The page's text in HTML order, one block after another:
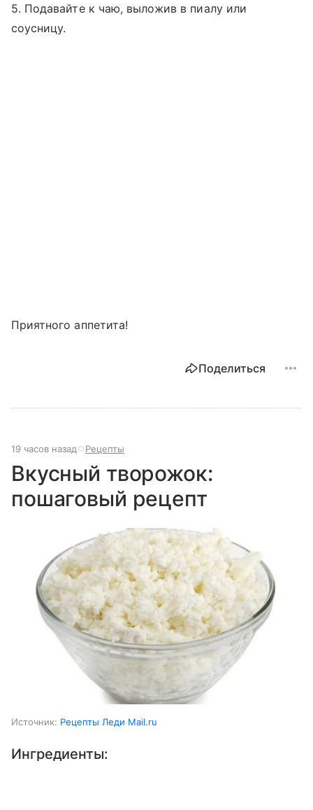
5. Подавайте к чаю, выложив в пиалу или
соусницу.
Приятного аппетита!
Поделиться
19 часов назад Рецепты
Вкусный творожок:
пошаговый рецепт
Источник: Рецепты Леди Mail.ru
Ингредиенты: